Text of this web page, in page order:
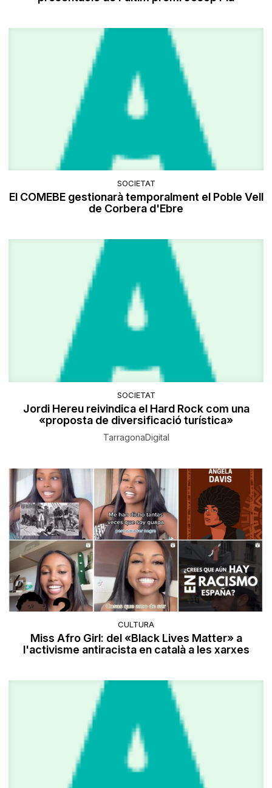
SOCIETAT
El COMEBE gestionarà temporalment el Poble Vell
de Corbera d'Ebre
SOCIETAT
Jordi Hereu reivindica el Hard Rock com una
«proposta de diversificació turística»
TarragonaDigital
CULTURA
Miss Afro Girl: del «Black Lives Matter» a
l'activisme antiracista en català a les xarxes